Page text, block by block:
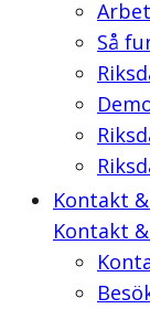
Så
Kontakt
Kontakt